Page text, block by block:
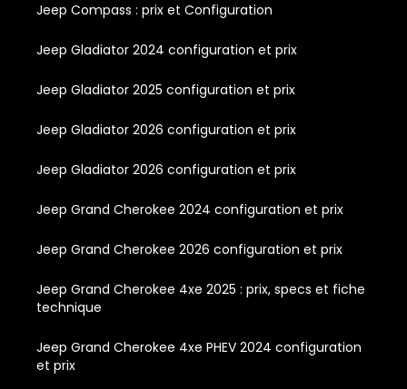
Jeep Compass : prix et Configuration
Jeep Gladiator 2024 configuration et prix
Jeep Gladiator 2025 configuration et prix
Jeep Gladiator 2026 configuration et prix
Jeep Gladiator 2026 configuration et prix
Jeep Grand Cherokee 2024 configuration et prix
Jeep Grand Cherokee 2026 configuration et prix
Jeep Grand Cherokee 4xe 2025 : prix, specs et fiche
technique
Jeep Grand Cherokee 4xe PHEV 2024 configuration
et prix